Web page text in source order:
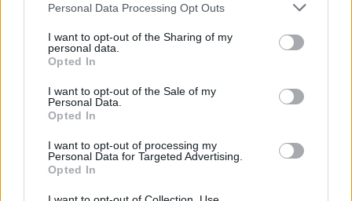
Personal Data Processing Opt Outs
I want to opt-out of the Sharing of my
personal data.
Opted In
I want to opt-out of the Sale of my
Personal Data.
Opted In
I want to opt-out of processing my
Personal Data for Targeted Advertising.
Opted In
13:45
Súlyos veszteség, kilenc hónapra eltiltották a Sepsi
OSK csapatkapitányát
Új sportággal ismerkedhet meg Székelyudvarhely,
nemzetközi diszkgolf-versenyt rendeznek
Stabil védekezés és céltudatos támadás – így
készült a Farul ellen az FK